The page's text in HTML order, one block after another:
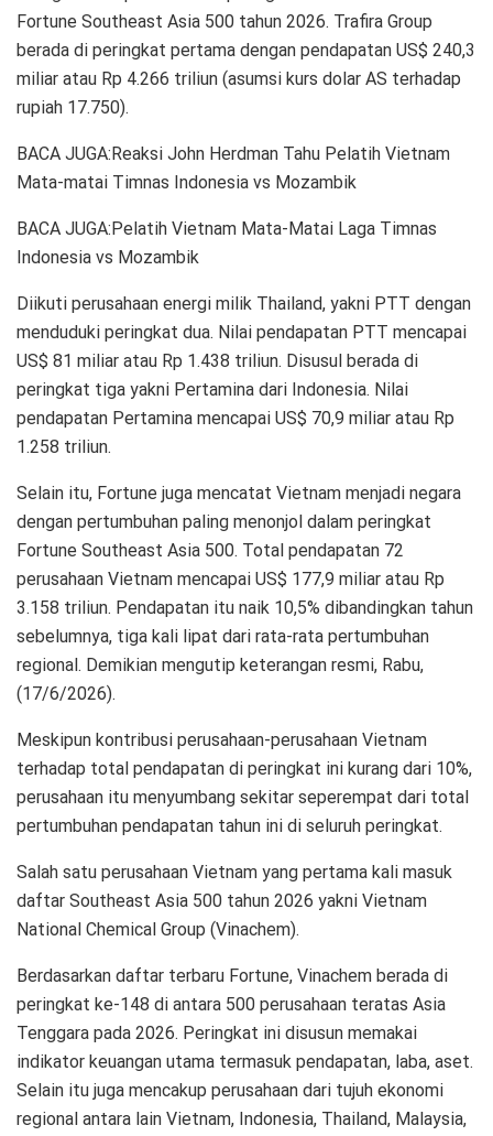
Fortune Southeast Asia 500 tahun 2026. Trafira Group
berada di peringkat pertama dengan pendapatan US$ 240,3
miliar atau Rp 4.266 triliun (asumsi kurs dolar AS terhadap
rupiah 17.750).
BACA JUGA:Reaksi John Herdman Tahu Pelatih Vietnam
Mata-matai Timnas Indonesia vs Mozambik
BACA JUGA:Pelatih Vietnam Mata-Matai Laga Timnas
Indonesia vs Mozambik
Diikuti perusahaan energi milik Thailand, yakni PTT dengan
menduduki peringkat dua. Nilai pendapatan PTT mencapai
US$ 81 miliar atau Rp 1.438 triliun. Disusul berada di
peringkat tiga yakni Pertamina dari Indonesia. Nilai
pendapatan Pertamina mencapai US$ 70,9 miliar atau Rp
1.258 triliun.
Selain itu, Fortune juga mencatat Vietnam menjadi negara
dengan pertumbuhan paling menonjol dalam peringkat
Fortune Southeast Asia 500. Total pendapatan 72
perusahaan Vietnam mencapai US$ 177,9 miliar atau Rp
3.158 triliun. Pendapatan itu naik 10,5% dibandingkan tahun
sebelumnya, tiga kali lipat dari rata-rata pertumbuhan
regional. Demikian mengutip keterangan resmi, Rabu,
(17/6/2026).
Meskipun kontribusi perusahaan-perusahaan Vietnam
terhadap total pendapatan di peringkat ini kurang dari 10%,
perusahaan itu menyumbang sekitar seperempat dari total
pertumbuhan pendapatan tahun ini di seluruh peringkat.
Salah satu perusahaan Vietnam yang pertama kali masuk
daftar Southeast Asia 500 tahun 2026 yakni Vietnam
National Chemical Group (Vinachem).
Berdasarkan daftar terbaru Fortune, Vinachem berada di
peringkat ke-148 di antara 500 perusahaan teratas Asia
Tenggara pada 2026. Peringkat ini disusun memakai
indikator keuangan utama termasuk pendapatan, laba, aset.
Selain itu juga mencakup perusahaan dari tujuh ekonomi
regional antara lain Vietnam, Indonesia, Thailand, Malaysia,